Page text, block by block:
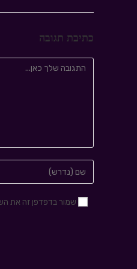
כתיבת תגובה
שמור בדפדפן זה את